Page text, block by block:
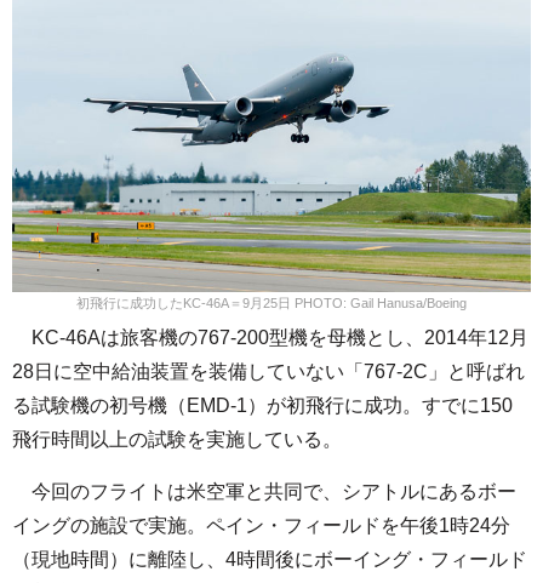
初飛行に成功したKC-46A＝9月25日 PHOTO: Gail Hanusa/Boeing
KC-46Aは旅客機の767-200型機を母機とし、2014年12月
28日に空中給油装置を装備していない「767-2C」と呼ばれ
る試験機の初号機（EMD-1）が初飛行に成功。すでに150
飛行時間以上の試験を実施している。
今回のフライトは米空軍と共同で、シアトルにあるボー
イングの施設で実施。ペイン・フィールドを午後1時24分
（現地時間）に離陸し、4時間後にボーイング・フィールド